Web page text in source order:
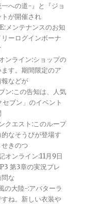
一への道-』と『ジョ
が開催され
メンテナンスのお知
ーログインボーナ
ンライン:ショップの
す。期間限定のア
などが
ン:この告知は、人気
ブン」のイベント
クエスト:このループ
なそうびが登場す
きのつ
オンライン:11月9日
第3章の実況プレ
な
の大陸-:アバターラ
ね。新しい衣装や